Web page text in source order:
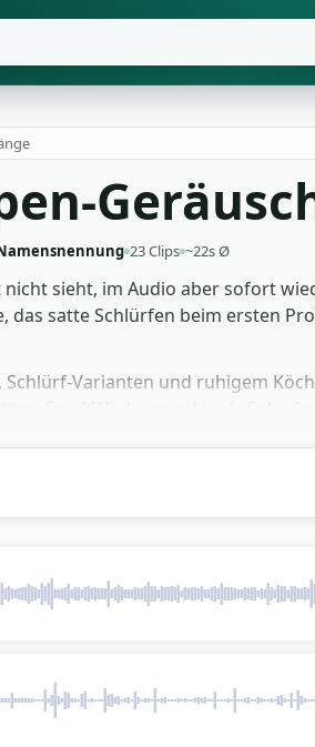
23 Clips ~22s Ø
sieht, im Audio aber sofort
das satte Schlürfen beim ersten
Varianten und ruhigem
auf den Schnittpunkt einer